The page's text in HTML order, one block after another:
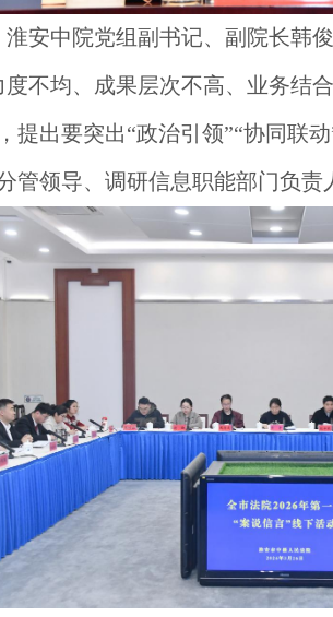
淮安中院党组副书记、副院长韩
不均、成果层次不高、业务结
提出要突出“政治引领”“协同联
管领导、调研信息职能部门负责